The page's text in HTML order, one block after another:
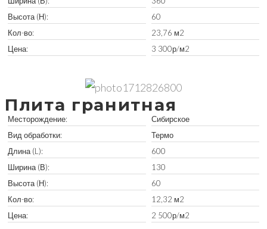
Высота (Н):
Кол-во:
Цена:
60
23,76 м2
3 300р/м2
Плита гранитная
Месторождение:
Вид обработки:
Длина (L):
Ширина (В):
Высота (Н):
Кол-во:
Цена:
Сибирское
Термо
600
130
60
12,32 м2
2 500р/м2